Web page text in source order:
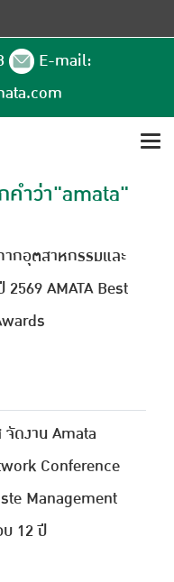
E-mail:
ำว่า"amata"
กอุตสาหกรรมและ
2569 AMATA Best
ดงาน Amata
Conference
Management
12 ปี